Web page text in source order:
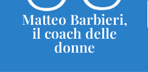
Matteo Barbieri,
il coach delle
donne